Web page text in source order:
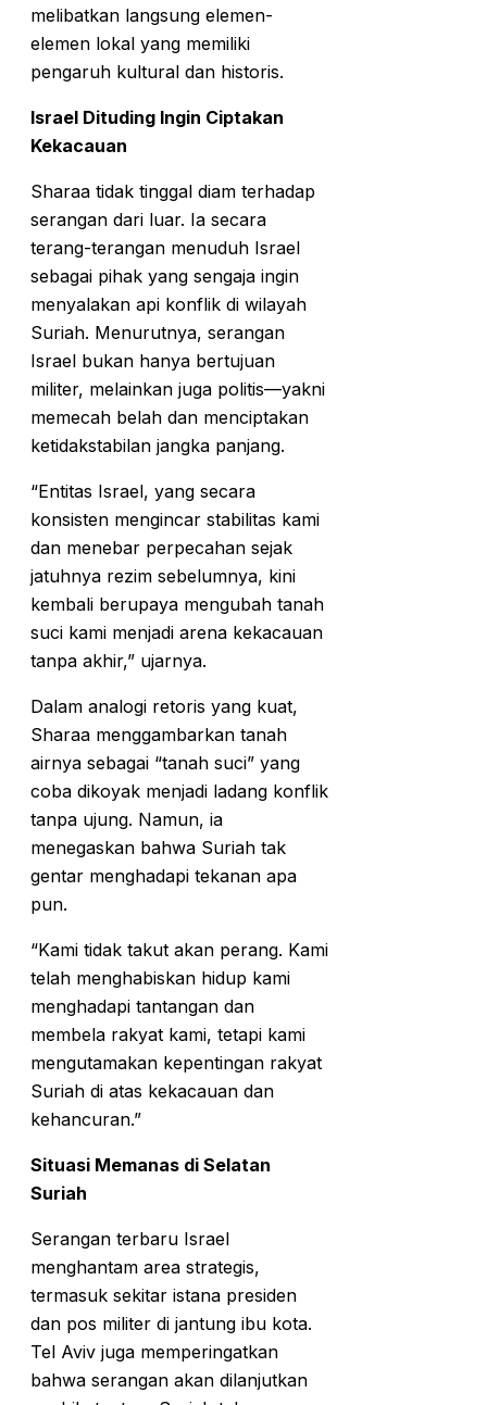
melibatkan langsung elemen-
elemen lokal yang memiliki
pengaruh kultural dan historis.
Israel Dituding Ingin Ciptakan
Kekacauan
Sharaa tidak tinggal diam terhadap
serangan dari luar. Ia secara
terang-terangan menuduh Israel
sebagai pihak yang sengaja ingin
menyalakan api konflik di wilayah
Suriah. Menurutnya, serangan
Israel bukan hanya bertujuan
militer, melainkan juga politis—yakni
memecah belah dan menciptakan
ketidakstabilan jangka panjang.
“Entitas Israel, yang secara
konsisten mengincar stabilitas kami
dan menebar perpecahan sejak
jatuhnya rezim sebelumnya, kini
kembali berupaya mengubah tanah
suci kami menjadi arena kekacauan
tanpa akhir,” ujarnya.
Dalam analogi retoris yang kuat,
Sharaa menggambarkan tanah
airnya sebagai “tanah suci” yang
coba dikoyak menjadi ladang konflik
tanpa ujung. Namun, ia
menegaskan bahwa Suriah tak
gentar menghadapi tekanan apa
pun.
“Kami tidak takut akan perang. Kami
telah menghabiskan hidup kami
menghadapi tantangan dan
membela rakyat kami, tetapi kami
mengutamakan kepentingan rakyat
Suriah di atas kekacauan dan
kehancuran.”
Situasi Memanas di Selatan
Suriah
Serangan terbaru Israel
menghantam area strategis,
termasuk sekitar istana presiden
dan pos militer di jantung ibu kota.
Tel Aviv juga memperingatkan
bahwa serangan akan dilanjutkan